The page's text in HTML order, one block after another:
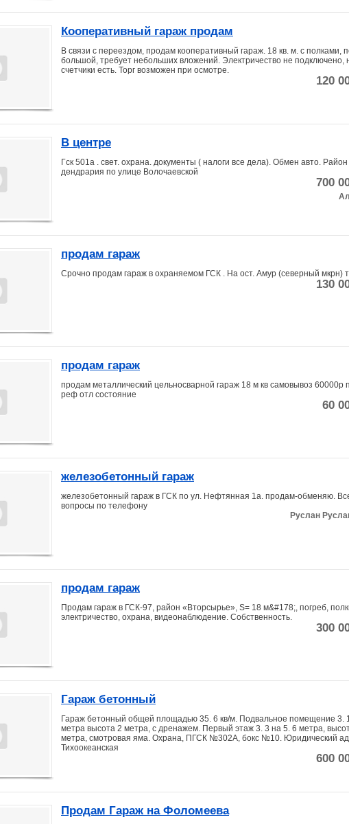
Кооперативный гараж продам
В связи с переездом, продам кооперативный гараж. 18 кв. м. с полками,
большой, требует небольших вложений. Электричество не подключено,
счетчики есть. Торг возможен при осмотре.
120
В центре
Гск 501а . свет. охрана. документы ( налоги все дела). Обмен авто. Район
дендрария по улице Волочаевской
700
продам гараж
Срочно продам гараж в охраняемом ГСК . На ост. Амур (северный мкрн)
130
продам гараж
продам металлический цельносварной гараж 18 м кв самовывоз 60000р
реф отл состояние
60
железобетонный гараж
железобетонный гараж в ГСК по ул. Нефтянная 1а. продам-обменяю.
вопросы по телефону
Руслан
продам гараж
Продам гараж в ГСК-97, район «Вторсырье», S= 18 м&#178;, погреб,
электричество, охрана, видеонаблюдение. Собственность.
300
Гараж бетонный
Гараж бетонный общей площадью 35. 6 кв/м. Подвальное помещение 3.
метра высота 2 метра, с дренажем. Первый этаж 3. 3 на 5. 6 метра,
метра, смотровая яма. Охрана, ПГСК №302А, бокс №10. Юридический
Тихоокеанская
600
Продам Гараж на Фоломеева